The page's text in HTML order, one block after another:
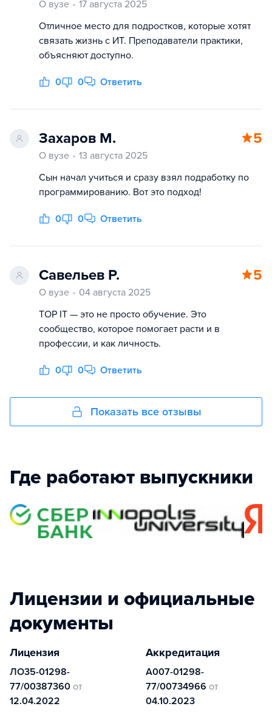
О вузе
17 августа 2025
Отличное место для подростков, которые хотят
связать жизнь с ИТ. Преподаватели практики,
объясняют доступно.
0 0 Ответить
Захаров М. 5
О вузе
13 августа 2025
Сын начал учиться и сразу взял подработку по
программированию. Вот это подход!
0 0 Ответить
Савельев Р. 5
О вузе
04 августа 2025
TOP IT — это не просто обучение. Это
сообщество, которое помогает расти и в
профессии, и как личность.
0 0 Ответить
Показать все отзывы
Где работают выпускники
Лицензии и официальные
документы
Лицензия
ЛО35-01298-
77/00387360 от
12.04.2022
Аккредитация
А007-01298-
77/00734966 от
04.10.2023